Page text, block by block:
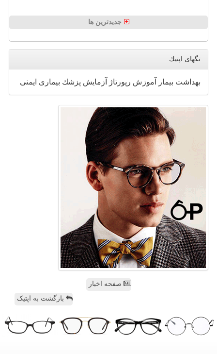
جدیدترین ها
تگهای اپتیك
بهداشت بیمار آموزش رپورتاژ آزمایش پزشك بیماری ایمنی
صفحه اخبار
بازگشت به اپتیک